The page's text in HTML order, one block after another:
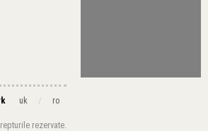
uk / ro
rezervate.